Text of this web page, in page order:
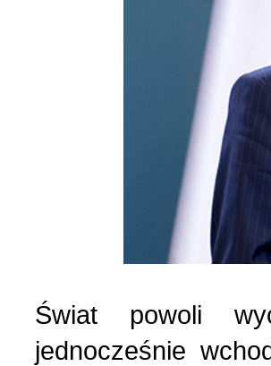
Świat powoli
jednocześnie